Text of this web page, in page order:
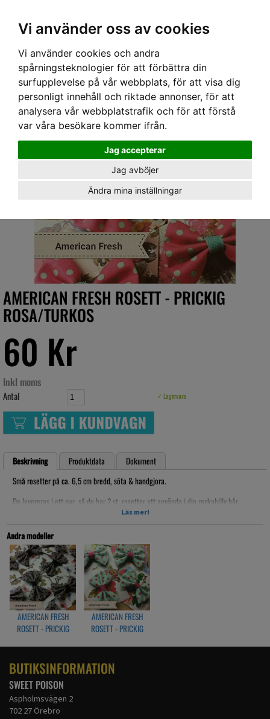
Vi använder oss av cookies
Vi använder cookies och andra
spårningsteknologier för att förbättra din
surfupplevelse på vår webbplats, för att visa dig
personligt innehåll och riktade annonser, för att
analysera vår webbplatstrafik och för att förstå
var våra besökare kommer ifrån.
Jag accepterar
Jag avböjer
Ändra mina inställningar
Hem› ACCESSOARER ›HÅRACCESSOARER › AMERICAN FRESH ROSETT - PRICKIG
ROSA/TURKOS
AMERICAN FRESH ROSETT - PRICKIG
ROSA/TURKOS
60 Kr
Inkl moms
Antal ✓ Lagervara
Beskrivning Produktdata
Dokument
Små rosetter på ca. 6,5 cm bredd, söta & handgjora.
De levereras i ett par, så du har 2 st. rosetter att använda i din rockabilly hår
uppsättning eller på toffsarna på lilla tjejen!
Läs mer!
Andra modeller
AMERICAN FRESH
ROSETT - PRICKIG
AMERICAN FRESH
ROSETT - PRICKIG
BUTIKSINFORMATION
SWEET POISON
Aspholmsvägen 2
702 27 Örebro